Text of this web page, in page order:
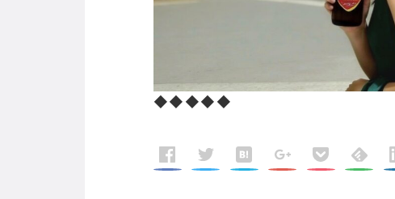
◆◆◆◆◆